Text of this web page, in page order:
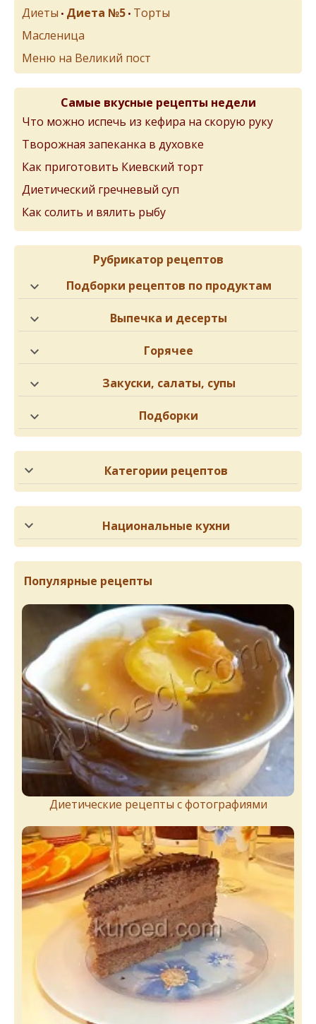
Диеты • Диета №5 • Торты
Масленица
Меню на Великий пост
Самые вкусные рецепты недели
Что можно испечь из кефира на скорую руку
Творожная запеканка в духовке
Как приготовить Киевский торт
Диетический гречневый суп
Как солить и вялить рыбу
Рубрикатор рецептов
Подборки рецептов по продуктам
Выпечка и десерты
Горячее
Закуски, салаты, супы
Подборки
Категории рецептов
Национальные кухни
Популярные рецепты
Диетические рецепты с фотографиями